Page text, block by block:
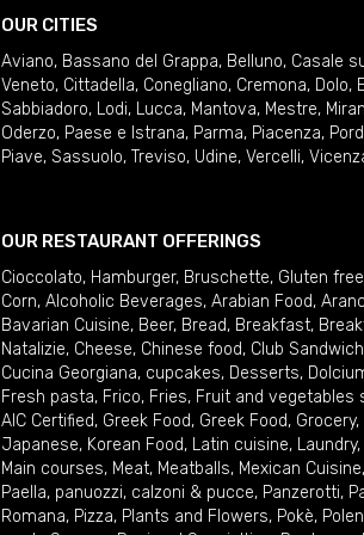
OUR CITIES
Aviano, Bassano del Grappa, Belluno, Casale
Veneto, Cittadella, Conegliano, Cremona, Dolo,
Sabbiadoro, Lodi, Lucca, Mantova, Mestre,
Oderzo, Paese e Istrana, Parma, Piacenza,
Piave, Sassuolo, Treviso, Udine, Vercelli,
OUR RESTAURANT OFFERINGS
Cioccolato, Hamburger, Bruschette, Gluten free
Corn, Alcoholic Beverages, Arabian Food,
Bavarian Cuisine, Beer, Bread, Breakfast,
Natalizie, Cheese, Chinese food, Club Sandwich
Cucina Georgiana, cupcakes, Desserts,
Fresh pasta, Frico, Fries, Fruit and vegetables
AIC Certified, Greek Food, Greek Food, Grocery,
Japanese, Korean Food, Latin cuisine, Laundry,
Main courses, Meat, Meatballs, Mexican Cuisine,
Paella, panuozzi, calzoni & pucce, Panzerotti,
Romana, Pizza, Plants and Flowers, Pokè,